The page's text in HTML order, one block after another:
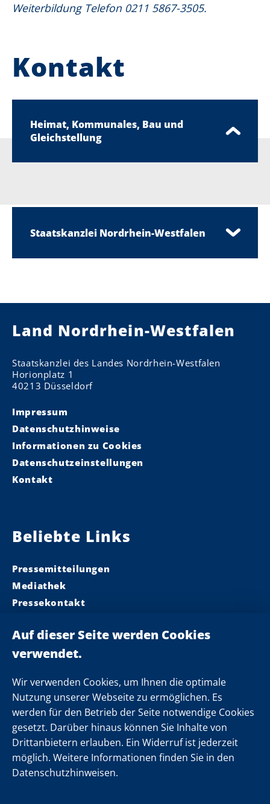
Wir verwenden Cookies, um Ihnen die optimale
Nutzung unserer Webseite zu ermöglichen. Es
werden für den Betrieb der Seite notwendige Cookies
gesetzt. Darüber hinaus können Sie Inhalte von
Drittanbietern erlauben. Ein Widerruf ist jederzeit
möglich. Weitere Informationen finden Sie in den
Datenschutzhinweisen.
Weiterbildung Telefon 0211 5867-3505.
Kontakt
Heimat, Kommunales, Bau und
Gleichstellung
Staatskanzlei Nordrhein-Westfalen
Land Nordrhein-Westfalen
Staatskanzlei des Landes Nordrhein-Westfalen
Horionplatz 1
40213 Düsseldorf
Impressum
Datenschutzhinweise
Informationen zu Cookies
Datenschutzeinstellungen
Kontakt
Beliebte Links
Pressemitteilungen
Mediathek
Pressekontakt
Landeskabinett
Einsamkeit
Folgen Sie uns